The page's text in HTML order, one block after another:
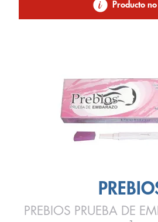
Producto no
PREBIOS PRUEBA DE